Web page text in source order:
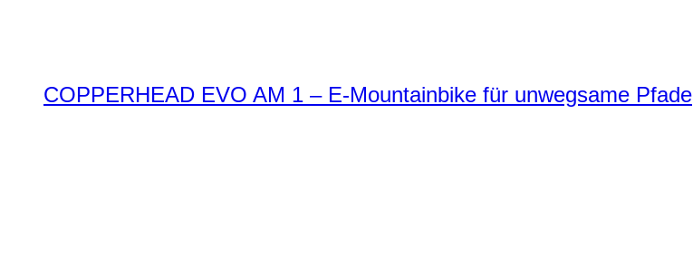
COPPERHEAD EVO AM 1 – E-Mountainbike für unwegsame Pfade